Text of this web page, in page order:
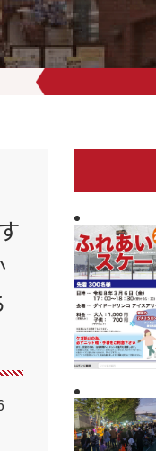
ありがとうございます